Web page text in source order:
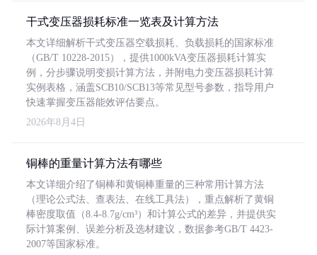
干式变压器损耗标准一览表及计算方法
本文详细解析干式变压器空载损耗、负载损耗的国家标准
（GB/T 10228-2015），提供1000kVA变压器损耗计算实
例，分步骤说明变损计算方法，并附电力变压器损耗计算
实例表格，涵盖SCB10/SCB13等常见型号参数，指导用户
快速掌握变压器能效评估要点。
2026年8月4日
铜棒的重量计算方法有哪些
本文详细介绍了铜棒和黄铜棒重量的三种常用计算方法
（理论公式法、查表法、在线工具法），重点解析了黄铜
棒密度取值（8.4-8.7g/cm³）和计算公式的差异，并提供实
际计算案例、误差分析及选材建议，数据参考GB/T 4423-
2007等国家标准。